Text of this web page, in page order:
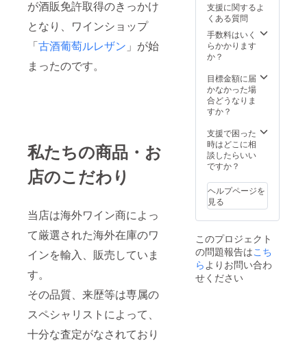
が酒販免許取得のきっかけ
となり、ワインショップ
「古酒葡萄ルレザン 」が始
まったのです。
私たちの商品・お
店のこだわり
当店は海外ワイン商によっ
て厳選された海外在庫のワ
インを輸入、販売していま
す。
その品質、来歴等は専属の
スペシャリストによって、
十分な査定がなされており
免許番
号：麻
法
1037）
ます。
どんな
ワイン
が届く
かは、
でのお
楽し
み！心
を込め
クト致
します♪
動画内
に演奏
もござ
いま
す。
（酒販
号：麻
法
1037）
※写真の
お料理
支援に関するよ
くある質問
手数料はいく
らかかります
か？
目標金額に届
かなかった場
合どうなりま
すか？
支援で困った
時はどこに相
談したらいい
ですか？
ヘルプページを
見る
このプロジェクト
の問題報告はこち
らよりお問い合わ
せください